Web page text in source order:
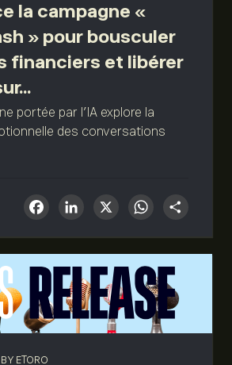
la campagne «
» pour bousculer
financiers et libérer
portée par l’IA explore la
des conversations
Facebook
LinkedIn
X
BY ETORO